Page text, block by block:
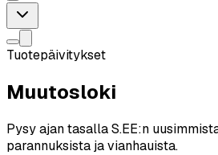
Tuotepäivitykset
Muutosloki
Pysy ajan tasalla S.EE:n
parannuksista ja vianhauista.